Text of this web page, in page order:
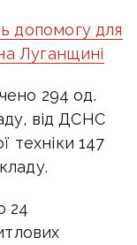
допомогу для
Луганщині
294 од.
від ДСНС
техніки 147
24